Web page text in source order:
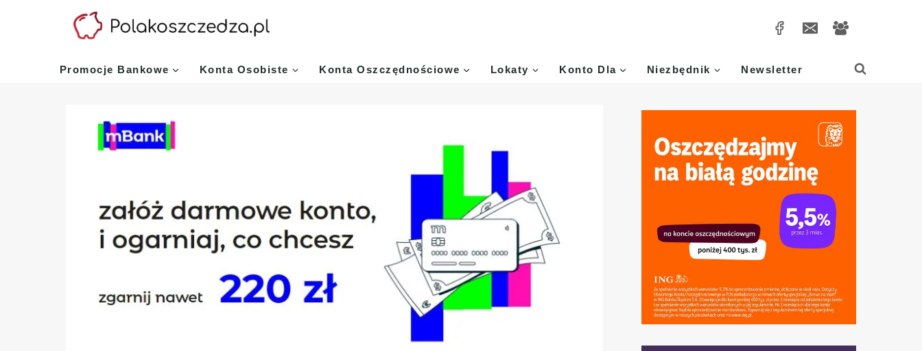
Promocje Bankowe Konta Osobiste Konta Oszczędnościowe Lokaty Konto Dla Niezbędnik Newsletter